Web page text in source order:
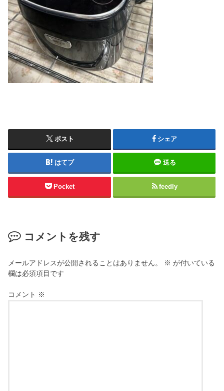
ポスト シェア
はてブ 送る
Pocket feedly
コメントを残す
メールアドレスが公開されることはありません。 ※ が付いている
欄は必須項目です
コメント ※